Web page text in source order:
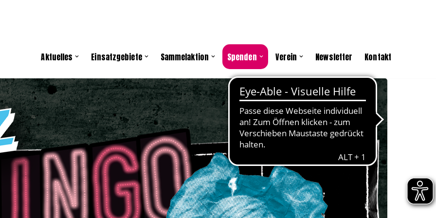
Aktuelles Einsatzgebiete Sammelaktion Spenden Verein Newsletter Kontakt